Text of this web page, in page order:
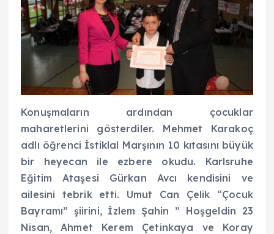
Konuşmaların ardından çocuklar
maharetlerini gösterdiler. Mehmet Karakoç
adlı öğrenci İstiklal Marşının 10 kıtasını büyük
bir heyecan ile ezbere okudu. Karlsruhe
Eğitim Ataşesi Gürkan Avcı kendisini ve
ailesini tebrik etti. Umut Can Çelik “Çocuk
Bayramı” şiirini, İzlem Şahin ” Hoşgeldin 23
Nisan, Ahmet Kerem Çetinkaya ve Koray